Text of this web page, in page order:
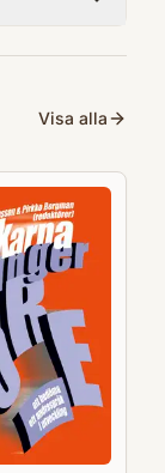
Visa alla